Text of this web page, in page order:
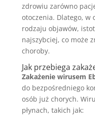
zdrowiu zarówno
otoczenia. Dlatego, w
rodzaju objawów,
najszybciej, co może
choroby.
Jak przebiega
Zakażenie wirusem
do bezpośredniego
osób już chorych.
płynach, takich jak: